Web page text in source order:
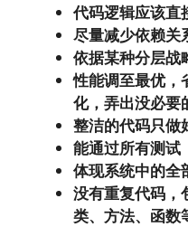
代码逻辑应该直
尽量减少依赖关
依据某种分层战
性能调至最优，
化，弄出没必要
整洁的代码只做
能通过所有测试
体现系统中的全
没有重复代码，
类、方法、函数